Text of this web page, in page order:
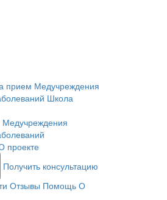
прием Медучреждения
Школа
Медучреждения
проекте
Получить консультацию
Отзывы Помощь О